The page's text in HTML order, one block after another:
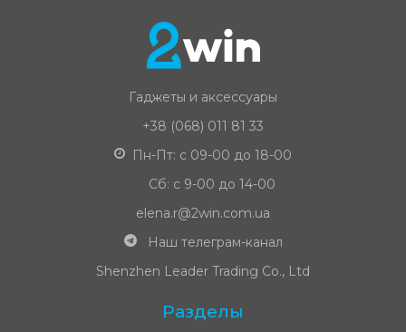
Гаджеты и аксессуары
+38 (068) 011 81 33
Пн-Пт: с 09-00 до 18-00
Сб: с 9-00 до 14-00
elena.r@2win.com.ua
Наш телеграм-канал
Shenzhen Leader Trading Co., Ltd
Разделы